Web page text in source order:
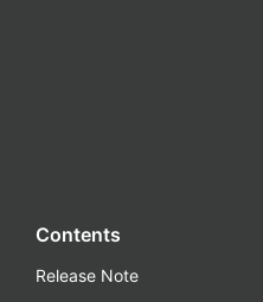
Contents
Release Note